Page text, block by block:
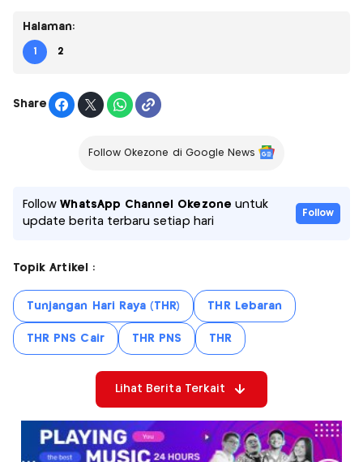
Halaman:
1 2
Share
Follow Okezone di Google News
FollowWhatsApp Channel Okezone untuk
update berita terbaru setiap hari
Follow
Topik Artikel :
Tunjangan Hari Raya (THR) THR Lebaran
THR PNS Cair THR PNS THR
Lihat Berita Terkait